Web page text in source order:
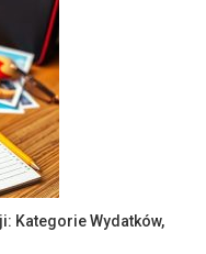
Kategorie Wydatków,